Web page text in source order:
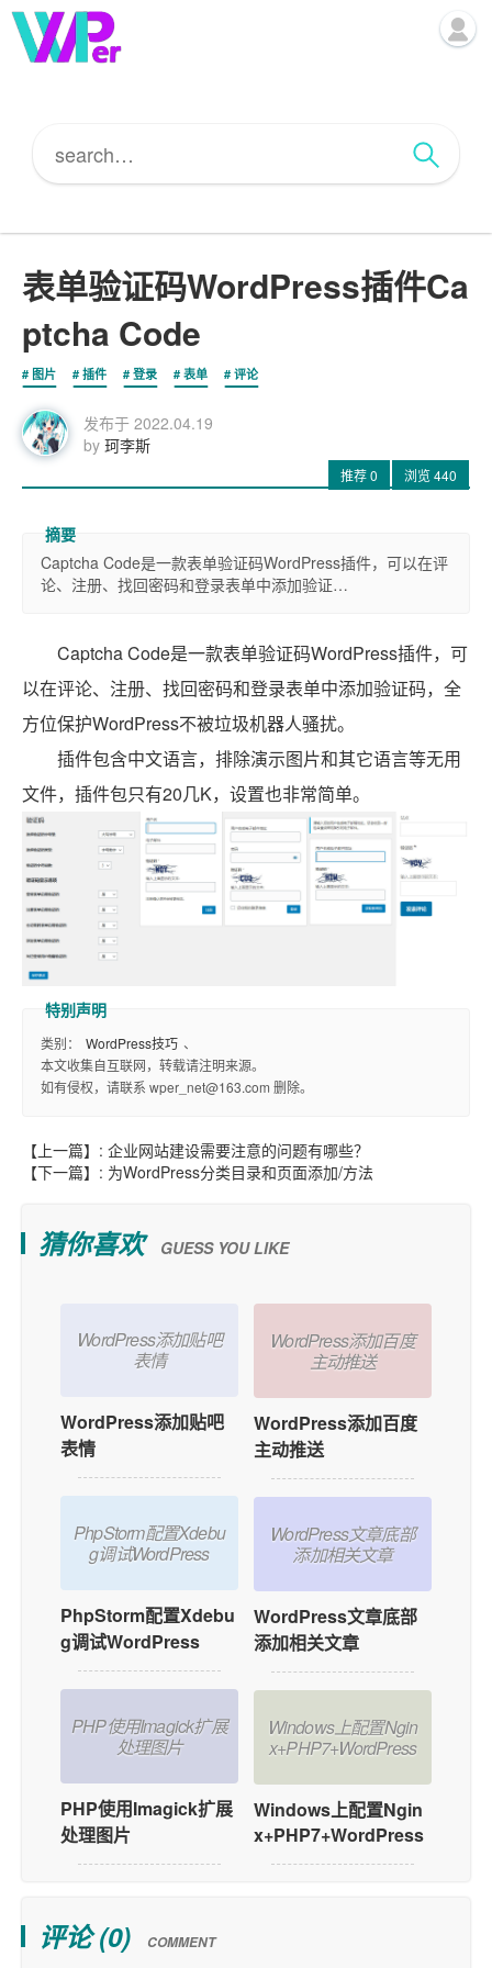
表单验证码WordPress插件Ca
ptcha Code
图片 插件 登录 表单 评论
发布于 2022.04.19
by 珂李斯
推荐0 浏览440
Captcha Code是一款表单验证码WordPress插件，可以在评
论、注册、找回密码和登录表单中添加验证…
Captcha Code是一款表单验证码WordPress插件，可
以在评论、注册、找回密码和登录表单中添加验证码，全
方位保护WordPress不被垃圾机器人骚扰。
插件包含中文语言，排除演示图片和其它语言等无用
文件，插件包只有20几K，设置也非常简单。
类别： WordPress技巧 、
本文收集自互联网，转载请注明来源。
如有侵权，请联系 wper_net@163.com 删除。
【上一篇】: 企业网站建设需要注意的问题有哪些？
【下一篇】: 为WordPress分类目录和页面添加/方法
猜你喜欢 GUESS YOU LIKE
WordPress添加贴吧
表情
WordPress添加贴吧
表情
PhpStorm配置Xdebu
g调试WordPress
PhpStorm配置Xdebu
g调试WordPress
PHP使用Imagick扩展
处理图片
PHP使用Imagick扩展
处理图片
WordPress添加百度
主动推送
WordPress添加百度
主动推送
WordPress文章底部
添加相关文章
WordPress文章底部
添加相关文章
Windows上配置Ngin
x+PHP7+WordPress
Windows上配置Ngin
x+PHP7+WordPress
评论 (0) COMMENT